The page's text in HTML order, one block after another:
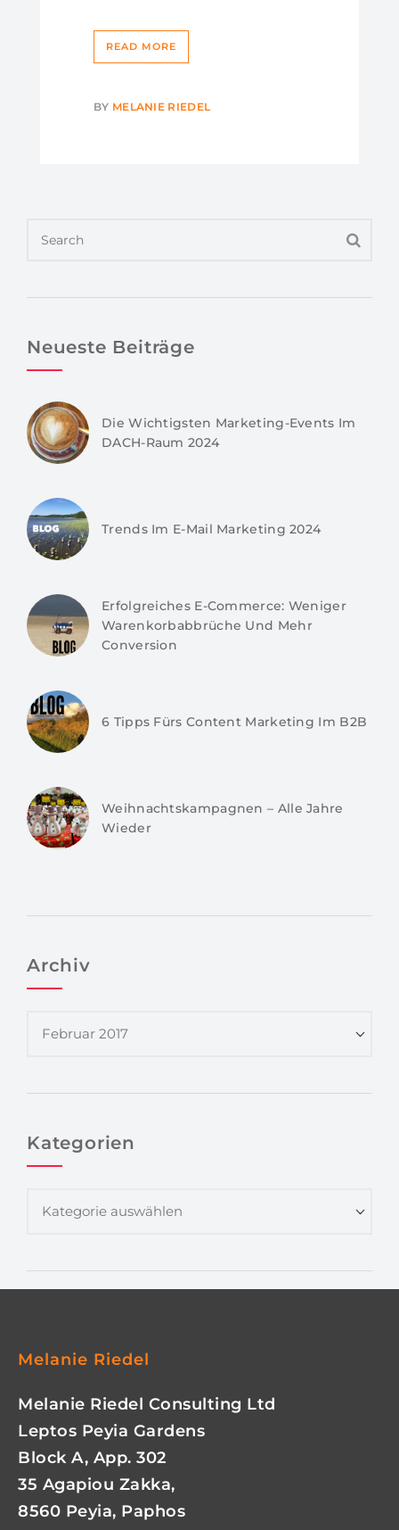
READ MORE
BY MELANIE RIEDEL
Neueste Beiträge
Die Wichtigsten Marketing-Events Im
DACH-Raum 2024
Trends Im E-Mail Marketing 2024
Erfolgreiches E-Commerce: Weniger
Warenkorbabbrüche Und Mehr
Conversion
6 Tipps Fürs Content Marketing Im B2B
Weihnachtskampagnen – Alle Jahre
Wieder
Archiv
Kategorien
Melanie Riedel
Melanie Riedel Consulting Ltd
Leptos Peyia Gardens
Block A, App. 302
35 Agapiou Zakka,
8560 Peyia, Paphos